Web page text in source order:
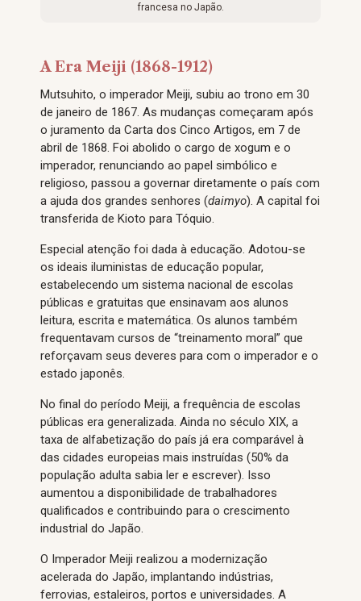
francesa no Japão.
A Era Meiji (1868-1912)
Mutsuhito, o imperador Meiji, subiu ao trono em 30
de janeiro de 1867. As mudanças começaram após
o juramento da Carta dos Cinco Artigos, em 7 de
abril de 1868. Foi abolido o cargo de xogum e o
imperador, renunciando ao papel simbólico e
religioso, passou a governar diretamente o país com
a ajuda dos grandes senhores (daimyo). A capital foi
transferida de Kioto para Tóquio.
Especial atenção foi dada à educação. Adotou-se
os ideais iluministas de educação popular,
estabelecendo um sistema nacional de escolas
públicas e gratuitas que ensinavam aos alunos
leitura, escrita e matemática. Os alunos também
frequentavam cursos de “treinamento moral” que
reforçavam seus deveres para com o imperador e o
estado japonês.
No final do período Meiji, a frequência de escolas
públicas era generalizada. Ainda no século XIX, a
taxa de alfabetização do país já era comparável à
das cidades europeias mais instruídas (50% da
população adulta sabia ler e escrever). Isso
aumentou a disponibilidade de trabalhadores
qualificados e contribuindo para o crescimento
industrial do Japão.
O Imperador Meiji realizou a modernização
acelerada do Japão, implantando indústrias,
ferrovias, estaleiros, portos e universidades. A